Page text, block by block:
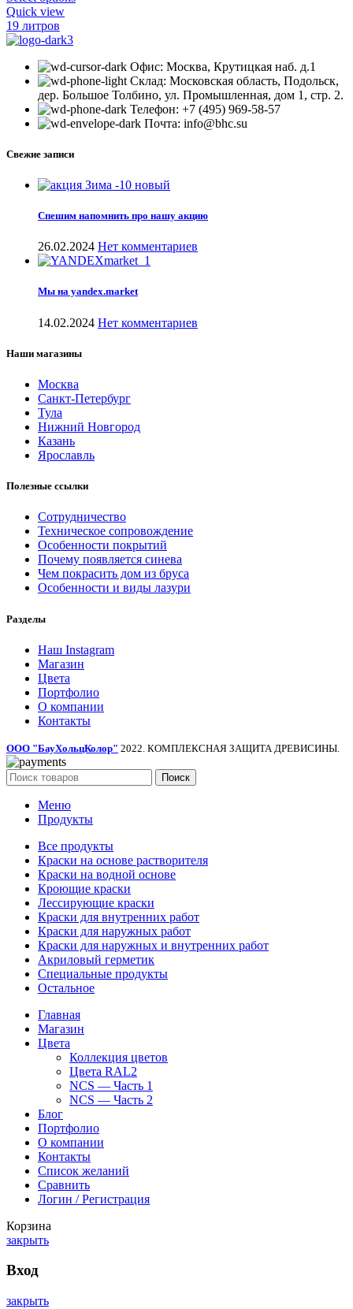
Quick view
19 литров
Офис: Москва, Крутицкая наб. д.1
Склад: Московская область, Подольск,
дер. Большое Толбино, ул. Промышленная, дом 1, стр. 2.
Телефон: +7 (495) 969-58-57
Почта: info@bhc.su
Свежие записи
Спешим напомнить про нашу акцию
26.02.2024 Нет комментариев
Мы на yandex.market
14.02.2024 Нет комментариев
Наши магазины
Москва
Санкт-Петербург
Тула
Нижний Новгород
Казань
Ярославль
Полезные ссылки
Сотрудничество
Техническое сопровождение
Особенности покрытий
Почему появляется синева
Чем покрасить дом из бруса
Особенности и виды лазури
Разделы
Наш Instagram
Магазин
Цвета
Портфолио
О компании
Контакты
ООО "БауХольцКолор" 2022. КОМПЛЕКСНАЯ ЗАЩИТА ДРЕВИСИНЫ.
Поиск
Меню
Продукты
Все продукты
Краски на основе растворителя
Краски на водной основе
Кроющие краски
Лессирующие краски
Краски для внутренних работ
Краски для наружных работ
Краски для наружных и внутренних работ
Акриловый герметик
Специальные продукты
Остальное
Главная
Магазин
Цвета
Коллекция цветов
Цвета RAL2
NCS — Часть 1
NCS — Часть 2
Блог
Портфолио
О компании
Контакты
Список желаний
Сравнить
Логин / Регистрация
Корзина
закрыть
Вход
закрыть